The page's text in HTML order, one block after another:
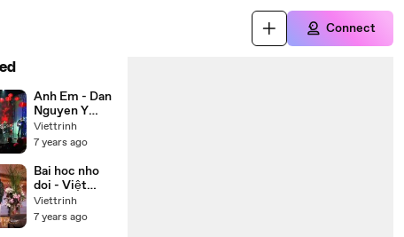
Connect
Anh Em - Dan
Nguyen Y
Phung
Viettrinh
7 years ago
Bai hoc nho
doi - Việt
Hương, Chí
Tài, Thúy Nga,
Viettrinh
7 years ago